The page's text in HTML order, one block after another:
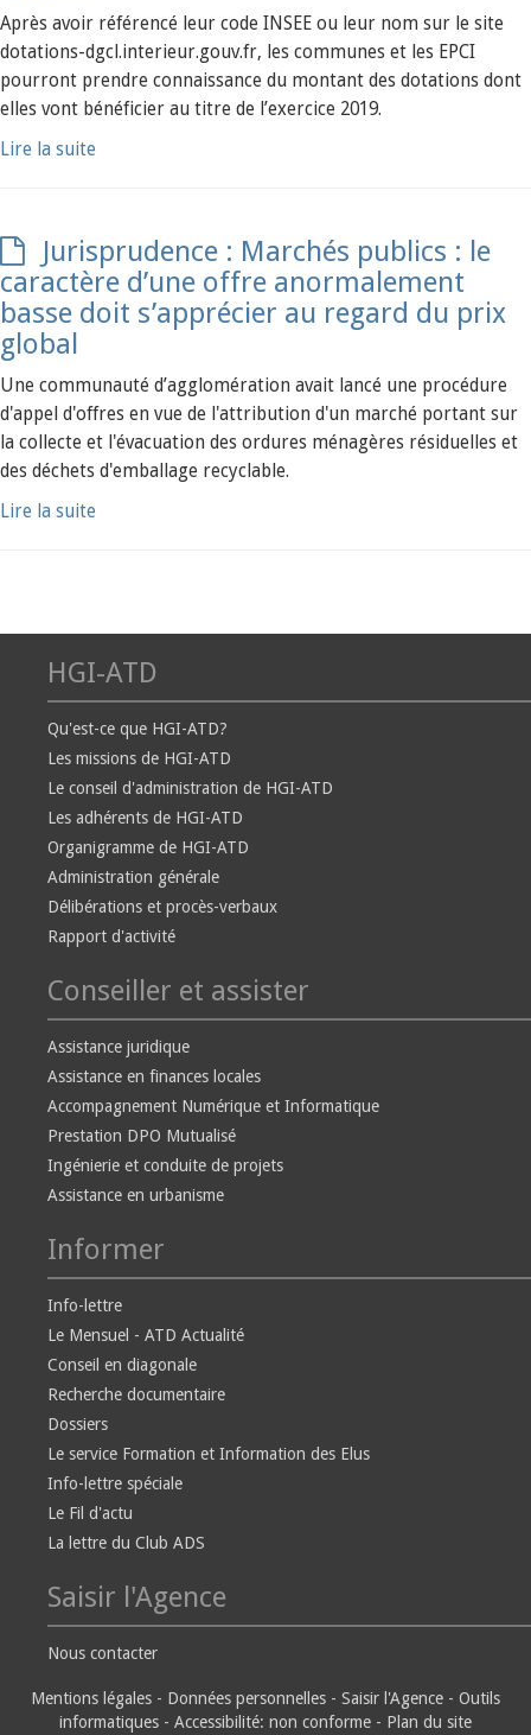
Après avoir référencé leur code INSEE ou leur nom sur le site
dotations-dgcl.interieur.gouv.fr, les communes et les EPCI
pourront prendre connaissance du montant des dotations dont
elles vont bénéficier au titre de l’exercice 2019.
Lire la suite
Jurisprudence : Marchés publics : le
caractère d’une offre anormalement
basse doit s’apprécier au regard du prix
global
Une communauté d’agglomération avait lancé une procédure
d'appel d'offres en vue de l'attribution d'un marché portant sur
la collecte et l'évacuation des ordures ménagères résiduelles et
des déchets d'emballage recyclable.
Lire la suite
HGI-ATD
Qu'est-ce que HGI-ATD?
Les missions de HGI-ATD
Le conseil d'administration de HGI-ATD
Les adhérents de HGI-ATD
Organigramme de HGI-ATD
Administration générale
Délibérations et procès-verbaux
Rapport d'activité
Conseiller et assister
Assistance juridique
Assistance en finances locales
Accompagnement Numérique et Informatique
Prestation DPO Mutualisé
Ingénierie et conduite de projets
Assistance en urbanisme
Informer
Info-lettre
Le Mensuel - ATD Actualité
Conseil en diagonale
Recherche documentaire
Dossiers
Le service Formation et Information des Elus
Info-lettre spéciale
Le Fil d'actu
La lettre du Club ADS
Saisir l'Agence
Nous contacter
Mentions légales - Données personnelles - Saisir l'Agence - Outils
informatiques - Accessibilité: non conforme - Plan du site